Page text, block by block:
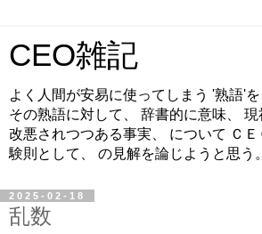
CEO雑記
よく人間が安易に使ってしまう '熟語'を
その熟語に対して、 辞書的に意味、
改悪されつつある事実、 について Ｃ
験則として、 の見解を論じようと思う。
2025-02-18
乱数